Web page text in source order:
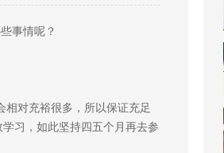
事情呢？
对充裕很多，所以保证充足
习，如此坚持四五个月再去参